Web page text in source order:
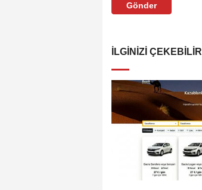
Gönder
İLGINIZI ÇEKEBILIR